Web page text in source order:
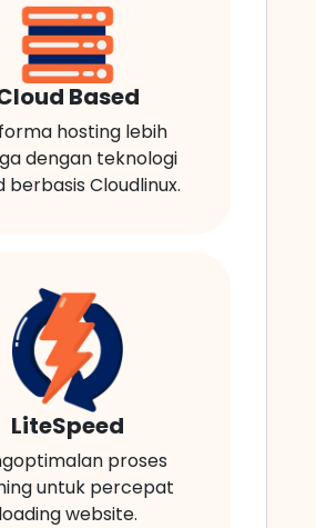
Based
hosting lebih
dengan teknologi
berbasis Cloudlinux.
LiteSpeed
proses
untuk percepat
loading website.